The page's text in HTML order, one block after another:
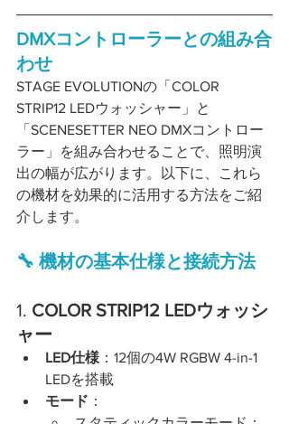
DMXコントローラーとの組み合
わせ
STAGE EVOLUTIONの「COLOR
STRIP12 LEDウォッシャー」と
「SCENESETTER NEO DMXコントロー
ラー」を組み合わせることで、照明演
出の幅が広がります。以下に、これら
の機材を効果的に活用する方法をご紹
介します。
🔧 機材の基本仕様と接続方法
1. COLOR STRIP12 LEDウォッシ
ャー
LED仕様 ：12個の4W RGBW 4-in-1
LEDを搭載
モード ：